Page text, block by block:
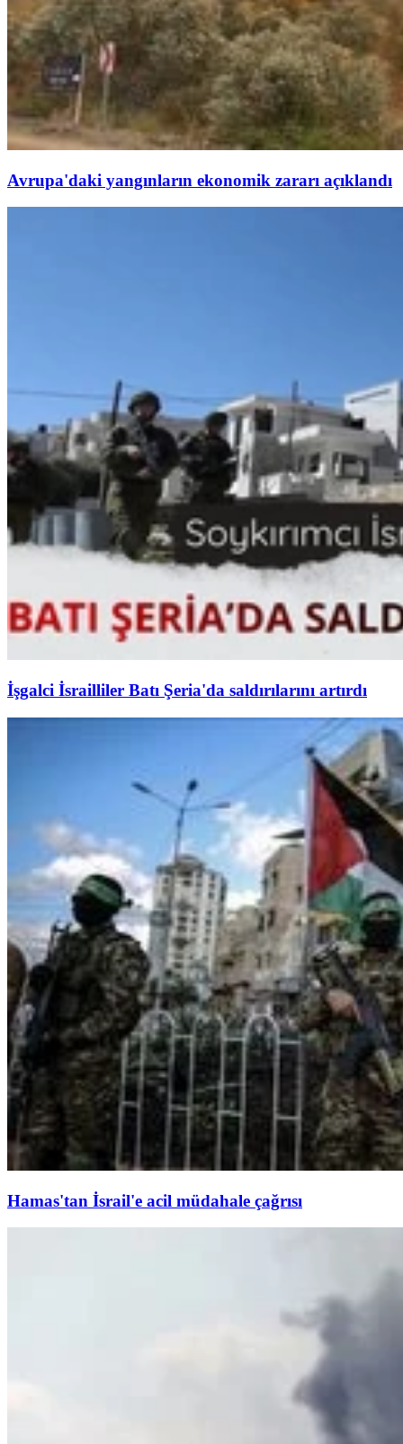
Avrupa'daki yangınların ekonomik zararı açıklandı
İşgalci İsrailliler Batı Şeria'da saldırılarını artırdı
Hamas'tan İsrail'e acil müdahale çağrısı